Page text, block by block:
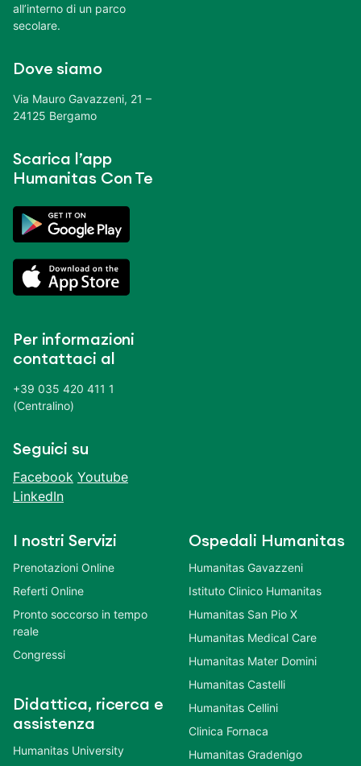
all’interno di un parco
secolare.
Dove siamo
Via Mauro Gavazzeni, 21 –
24125 Bergamo
Scarica l’app
Humanitas Con Te
Per informazioni
contattaci al
+39 035 420 411 1
(Centralino)
Seguici su
Facebook Youtube
LinkedIn
I nostri Servizi
Prenotazioni Online
Referti Online
Pronto soccorso in tempo
reale
Congressi
Didattica, ricerca e
assistenza
Humanitas University
Ospedali Humanitas
Humanitas Gavazzeni
Istituto Clinico Humanitas
Humanitas San Pio X
Humanitas Medical Care
Humanitas Mater Domini
Humanitas Castelli
Humanitas Cellini
Clinica Fornaca
Humanitas Gradenigo